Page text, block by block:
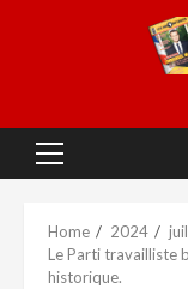
Home 2024
Le Parti travailliste
historique.